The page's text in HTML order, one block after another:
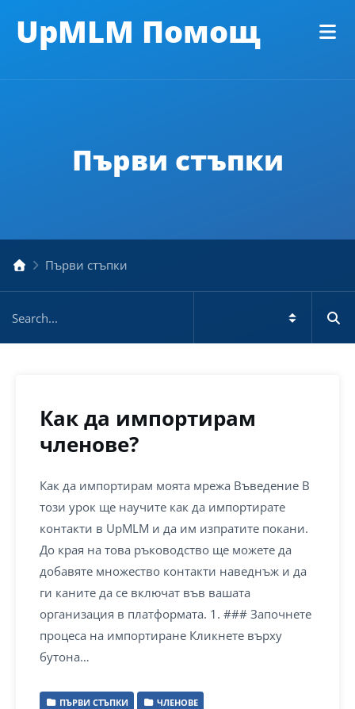
UpMLM Помощ
Първи стъпки
Първи стъпки
Как да импортирам
членове?
Как да импортирам моята мрежа Въведение В
този урок ще научите как да импортирате
контакти в UpMLM и да им изпратите покани.
До края на това ръководство ще можете да
добавяте множество контакти наведнъж и да
ги каните да се включат във вашата
организация в платформата. 1. ### Започнете
процеса на импортиране Кликнете върху
бутона…
ПЪРВИ СТЪПКИ ЧЛЕНОВЕ